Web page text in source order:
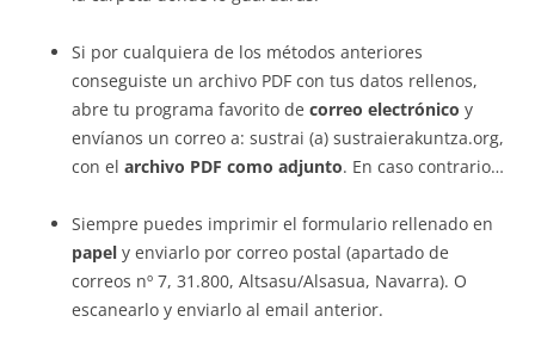
Si por cualquiera de los métodos anteriores
conseguiste un archivo PDF con tus datos rellenos,
abre tu programa favorito de correo electrónico y
envíanos un correo a: sustrai (a) sustraierakuntza.org,
con el archivo PDF como adjunto. En caso contrario…
Siempre puedes imprimir el formulario rellenado en
papel y enviarlo por correo postal (apartado de
correos nº 7, 31.800, Altsasu/Alsasua, Navarra). O
escanearlo y enviarlo al email anterior.